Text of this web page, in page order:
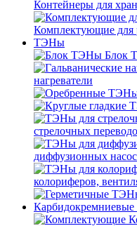
Контейнеры для
Комплектующие для
ТЭНы
Блок
нагреватели
стрелочных
диффузионных
колориферов,
Карбидокремниевые